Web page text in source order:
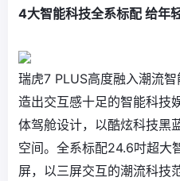
4大智能科技全系标配 给年
瑞虎7 PLUS高度融入潮流
造出交互感十足的智能科技
体驾舱设计，以酷炫科技黑
空间。全系标配24.6吋超大
屏，以三屏交互的潮流科技